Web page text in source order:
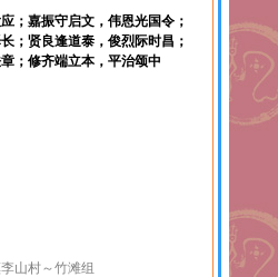
；嘉振守启文，伟恩光国令；
；贤良逢道泰，俊烈际时昌；
；修齐端立本，平治颂中
山村～竹滩组